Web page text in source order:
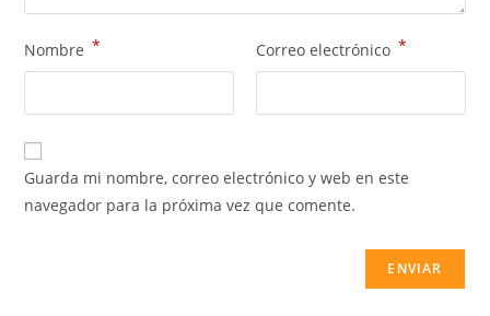
Nombre * Correo electrónico *
Guarda mi nombre, correo electrónico y web en este
navegador para la próxima vez que comente.